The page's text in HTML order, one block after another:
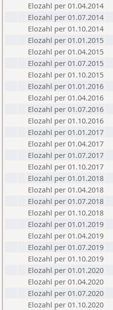
Elozahl per 01.04.2014
Elozahl per 01.07.2014
Elozahl per 01.10.2014
Elozahl per 01.01.2015
Elozahl per 01.04.2015
Elozahl per 01.07.2015
Elozahl per 01.10.2015
Elozahl per 01.01.2016
Elozahl per 01.04.2016
Elozahl per 01.07.2016
Elozahl per 01.10.2016
Elozahl per 01.01.2017
Elozahl per 01.04.2017
Elozahl per 01.07.2017
Elozahl per 01.10.2017
Elozahl per 01.01.2018
Elozahl per 01.04.2018
Elozahl per 01.07.2018
Elozahl per 01.10.2018
Elozahl per 01.01.2019
Elozahl per 01.04.2019
Elozahl per 01.07.2019
Elozahl per 01.10.2019
Elozahl per 01.01.2020
Elozahl per 01.04.2020
Elozahl per 01.07.2020
Elozahl per 01.10.2020